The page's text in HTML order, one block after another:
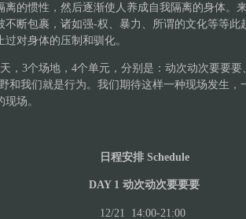
离的惯性，然后逐渐使人养成自我隔离的身体。
不断包裹，诸如强-权、暴力、所谓的文化等等此
对身体的压制和驯化。
，3个场地，4个单元，分别是：动次动次要要
和我们就是行为。我们期待这样一种现场发生，
场。
日程安排 Schedule
DAY 1 动次动次要要要
12/21 14:00-21:00